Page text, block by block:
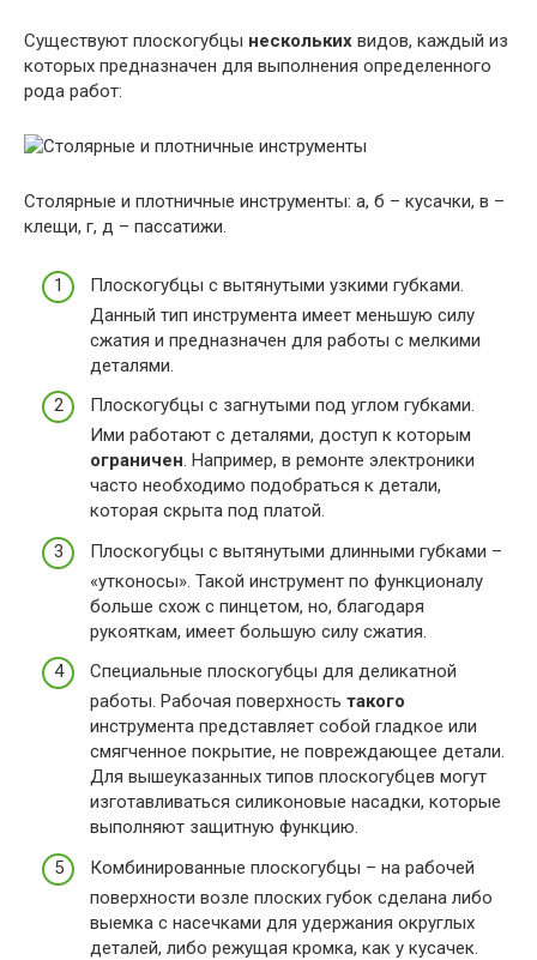
Существуют плоскогубцы нескольких видов, каждый из
которых предназначен для выполнения определенного
рода работ:
Столярные и плотничные инструменты: а, б – кусачки, в –
клещи, г, д – пассатижи.
Плоскогубцы с вытянутыми узкими губками.
Данный тип инструмента имеет меньшую силу
сжатия и предназначен для работы с мелкими
деталями.
Плоскогубцы с загнутыми под углом губками.
Ими работают с деталями, доступ к которым
ограничен. Например, в ремонте электроники
часто необходимо подобраться к детали,
которая скрыта под платой.
Плоскогубцы с вытянутыми длинными губками –
«утконосы». Такой инструмент по функционалу
больше схож с пинцетом, но, благодаря
рукояткам, имеет большую силу сжатия.
Специальные плоскогубцы для деликатной
работы. Рабочая поверхность такого
инструмента представляет собой гладкое или
смягченное покрытие, не повреждающее детали.
Для вышеуказанных типов плоскогубцев могут
изготавливаться силиконовые насадки, которые
выполняют защитную функцию.
Комбинированные плоскогубцы – на рабочей
поверхности возле плоских губок сделана либо
выемка с насечками для удержания округлых
деталей, либо режущая кромка, как у кусачек.